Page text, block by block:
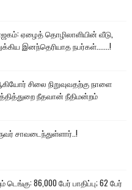
ஏழைத் தொழிலாளியின் வீடு,
இனந்தெரியாத நபர்கள்.......!
சிலை நிறுவுவதற்கு நாளை
நீதவான் நீதிமன்றம்
சாவடைந்துள்ளார்..!
86,000 பேர் பாதிப்பு; 62 பேர்